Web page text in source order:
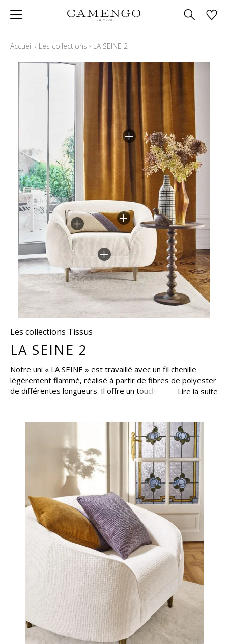
Accueil › Les collections › LA SEINE 2
Les collections Tissus
LA SEINE 2
Notre uni « LA SEINE » est travaillé avec un fil chenille
légèrement flammé, réalisé à partir de fibres de polyester
de différentes longueurs. Il offre un toucher vraiment
qualité comprenant plusieurs normes techniques, visant à
certifier les caractères sanitaires et écologiques des
textiles et cuirs, en garantissant l'absence de produits
toxiques pour le corps et pour l'environnement. Réédité
pour le printemps-été 2023, « LA SEINE 2 » propose 14
coloris repris, et 10 nouvelles nuances mises au point (5
naturelles et 5 colorées)
Lire la suite